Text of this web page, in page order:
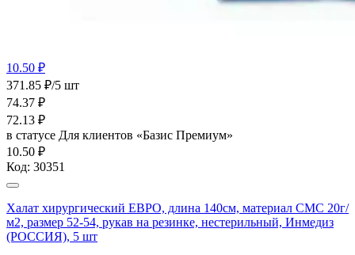
10.50 ₽
371.85 ₽/5 шт
74.37 ₽
72.13 ₽
в статусе Для клиентов «Базис Премиум»
10.50 ₽
Код: 30351
Халат хирургический ЕВРО, длина 140см, материал СМС 20г/
м2, размер 52-54, рукав на резинке, нестерильный, Инмедиз
(РОССИЯ), 5 шт